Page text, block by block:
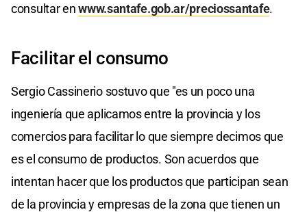
consultar enwww.santafe.gob.ar/preciossantafe.
Facilitar el consumo
Sergio Cassinerio sostuvo que "es un poco una
ingeniería que aplicamos entre la provincia y los
comercios para facilitar lo que siempre decimos que
es el consumo de productos. Son acuerdos que
intentan hacer que los productos que participan sean
de la provincia y empresas de la zona que tienen un